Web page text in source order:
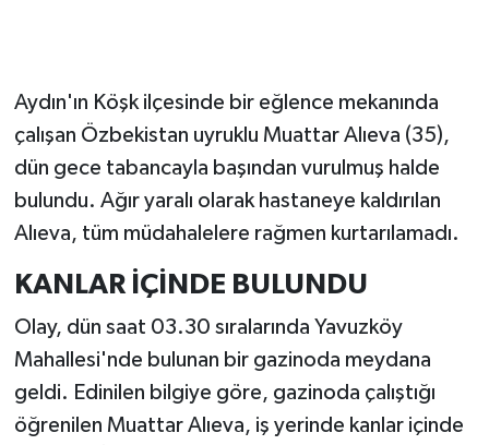
Aydın'ın Köşk ilçesinde bir eğlence mekanında
çalışan Özbekistan uyruklu Muattar Alıeva (35),
dün gece tabancayla başından vurulmuş halde
bulundu. Ağır yaralı olarak hastaneye kaldırılan
Alıeva, tüm müdahalelere rağmen kurtarılamadı.
KANLAR İÇİNDE BULUNDU
Olay, dün saat 03.30 sıralarında Yavuzköy
Mahallesi'nde bulunan bir gazinoda meydana
geldi. Edinilen bilgiye göre, gazinoda çalıştığı
öğrenilen Muattar Alıeva, iş yerinde kanlar içinde